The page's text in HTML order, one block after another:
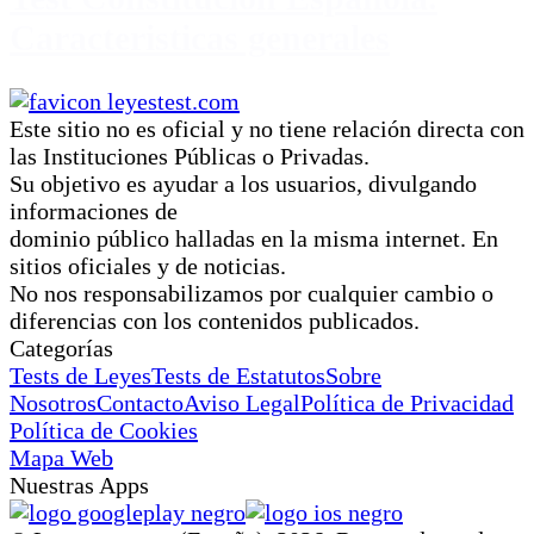
Este sitio no es oficial y no tiene relación directa con
las Instituciones Públicas o Privadas.
Su objetivo es ayudar a los usuarios, divulgando
informaciones de
dominio público halladas en la misma internet. En
sitios oficiales y de noticias.
No nos responsabilizamos por cualquier cambio o
diferencias con los contenidos publicados.
Categorías
Tests de LeyesTests de EstatutosSobre
NosotrosContactoAviso LegalPolítica de Privacidad
Política de Cookies
Mapa Web
Nuestras Apps